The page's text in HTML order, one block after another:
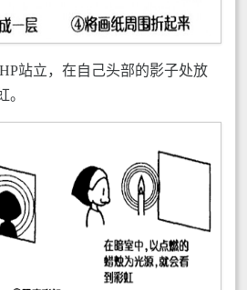
站立，在自己头部的影子处放
。